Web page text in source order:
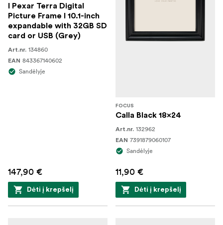
I Pexar Terra Digital
Picture Frame I 10.1-inch
expandable with 32GB SD
card or USB (Grey)
Art.nr. 134860
EAN 843367140602
Sandėlyje
147,90 €
Dėti į krepšelį
FOCUS
Calla Black 18x24
Art.nr. 132962
EAN 7391879060107
Sandėlyje
11,90 €
Dėti į krepšelį